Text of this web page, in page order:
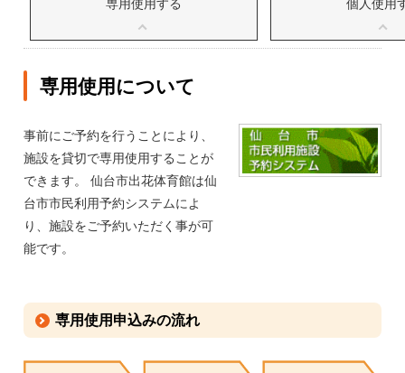
専用使用について
事前にご予約を行うことにより、
施設を貸切で専用使用することが
できます。 仙台市出花体育館は仙
台市市民利用予約システムによ
り、施設をご予約いただく事が可
能です。
専用使用申込みの流れ